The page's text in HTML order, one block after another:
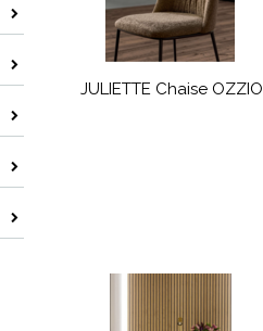
JULIETTE Chaise OZZIO